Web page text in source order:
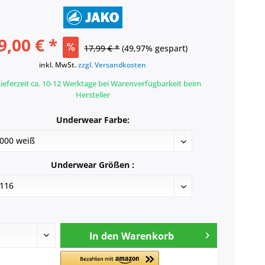
€ * 17,99 € * (49,97% gespart)
inkl. MwSt.zzgl. Versandkosten
ca. 10-12 Werktage bei Warenverfügbarkeit beim
Hersteller
Underwear Farbe:
Underwear Größen :
In den Warenkorb